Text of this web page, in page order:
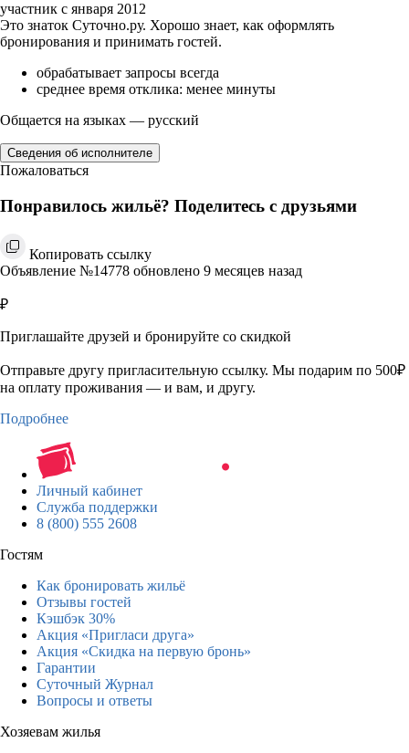
участник с января 2012
Это знаток Суточно.ру. Хорошо знает, как оформлять
бронирования и принимать гостей.
обрабатывает запросы всегда
среднее время отклика: менее минуты
Общается на языках — русский
Сведения об исполнителе
Пожаловаться
Понравилось жильё? Поделитесь с друзьями
Копировать ссылку
Объявление №14778 обновлено 9 месяцев назад
₽
Приглашайте друзей и бронируйте со скидкой
Отправьте другу пригласительную ссылку. Мы подарим по 500₽
на оплату проживания — и вам, и другу.
Подробнее
Личный кабинет
Служба поддержки
8 (800) 555 2608
Гостям
Как бронировать жильё
Отзывы гостей
Кэшбэк 30%
Акция «Пригласи друга»
Акция «Скидка на первую бронь»
Гарантии
Суточный Журнал
Вопросы и ответы
Хозяевам жилья